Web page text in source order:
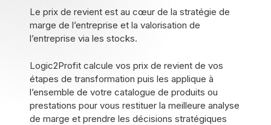
Le prix de revient est au cœur de la stratégie de
marge de l’entreprise et la valorisation de
l’entreprise via les stocks.
Logic2Profit calcule vos prix de revient de vos
étapes de transformation puis les applique à
l’ensemble de votre catalogue de produits ou
prestations pour vous restituer la meilleure analyse
de marge et prendre les décisions stratégiques